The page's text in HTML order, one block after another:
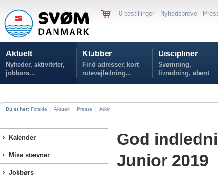
0 bestillinger Nyhedsbreve
Aktuelt
Nyheder, aktiviteter,
jobbørs...
Klubber
Find adresser, kort
rutevejledning...
Discipliner
Svømning,
livredning, åbent
vand...
Du er her: Forside | Aktuelt | Presse | Arkiv
Kalender
Mine stævner
Jobbørs
God
Junior 2019